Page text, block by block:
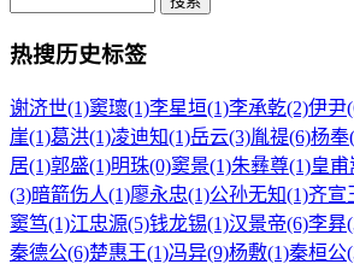
热搜历史标签
谢济世(1)窦瓌(1)李星垣(1)李承乾(2)伊尹
崖(1)葛洪(1)凌迪知(1)岳云(3)胤禔(6)杨奉
居(1)郭盛(1)明珠(0)窦景(1)朱彝尊(1)皇甫
(3)暗箭伤人(1)廖永忠(1)公孙无知(1)齐宣
窦笃(1)江忠源(5)钱龙锡(1)汉景帝(6)李昪
秦德公(6)楚惠王(1)冯异(9)杨敷(1)秦桓公